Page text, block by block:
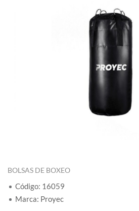
BOLSAS DE BOXEO
Código: 16059
Marca: Proyec